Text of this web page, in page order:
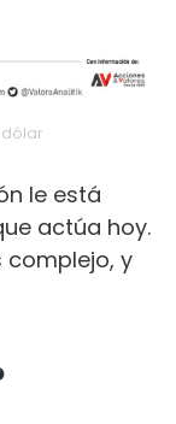
le está
actúa hoy.
complejo, y